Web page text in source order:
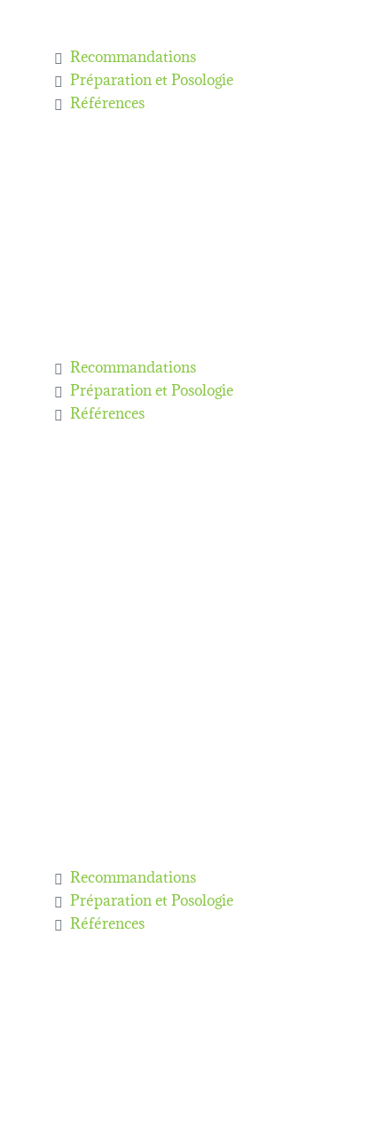
Recommandations
Préparation et Posologie
Références
Recommandations
Préparation et Posologie
Références
Recommandations
Préparation et Posologie
Références